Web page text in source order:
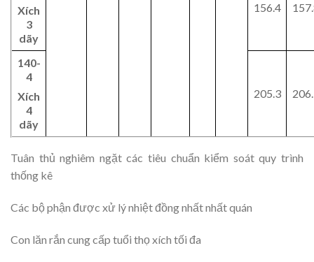
Xích
3
dãy
156.4
140-
4
Xích
4
dãy
205.3
Tuân thủ nghiêm ngặt các tiêu chuẩn kiểm soát quy trình
thống kê
Các bộ phận được xử lý nhiệt đồng nhất nhất quán
Con lăn rắn cung cấp tuổi thọ xích tối đa